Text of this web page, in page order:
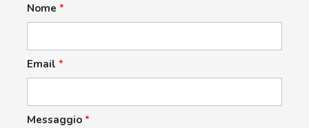
Nome *
Email *
Messaggio *